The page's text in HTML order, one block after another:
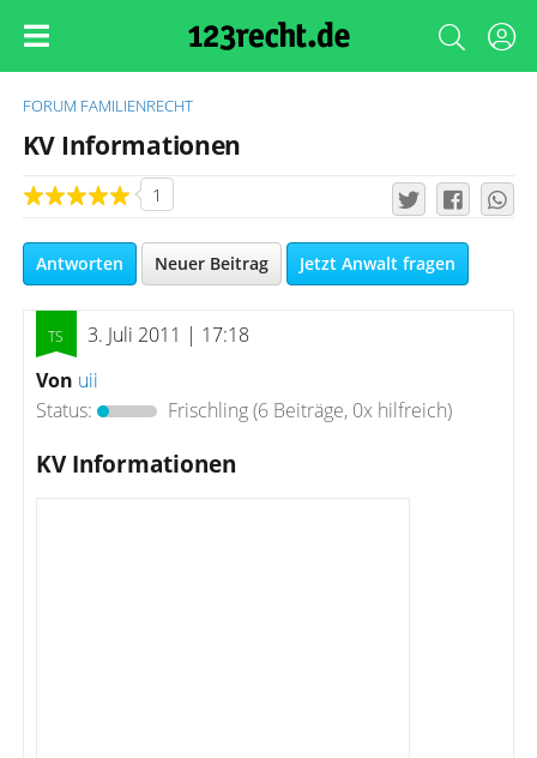
FORUM FAMILIENRECHT
KV Informationen
1
Antworten Neuer Beitrag Jetzt Anwalt fragen
3. Juli 2011 | 17:18
Von uii
Status:
Frischling(6 Beiträge, 0x hilfreich)
KV Informationen